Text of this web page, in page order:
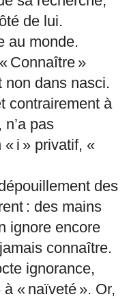
de lui.
au monde.
Connaître »
non dans nasci.
contrairement à
pas
« i » privatif, «
des
: des mains
ignore encore
connaître.
ignorance,
« naïveté ». Or,